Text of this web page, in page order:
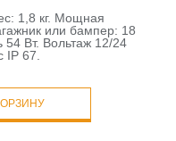
1,8 кг. Мощная
или бампер: 18
Вт. Вольтаж 12/24
IP 67.